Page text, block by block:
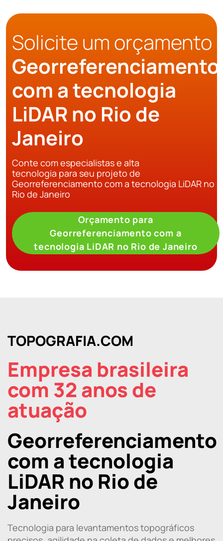
Solicite um orçamento
Georreferenciamento
com a tecnologia
LiDAR no Rio de
Janeiro
Conte com especialistas e alta
tecnologia para seu projeto de
Georreferenciamento com a tecnologia LiDAR no
Rio de Janeiro
Orçamento para
Georreferenciamento com a
tecnologia LiDAR no Rio de Janeiro
TOPOGRAFIA.COM
Empresa brasileira
com 32 anos de
atuação
Georreferenciamento
com a tecnologia
LiDAR no Rio de
Janeiro
Tecnologia para levantamentos topográficos